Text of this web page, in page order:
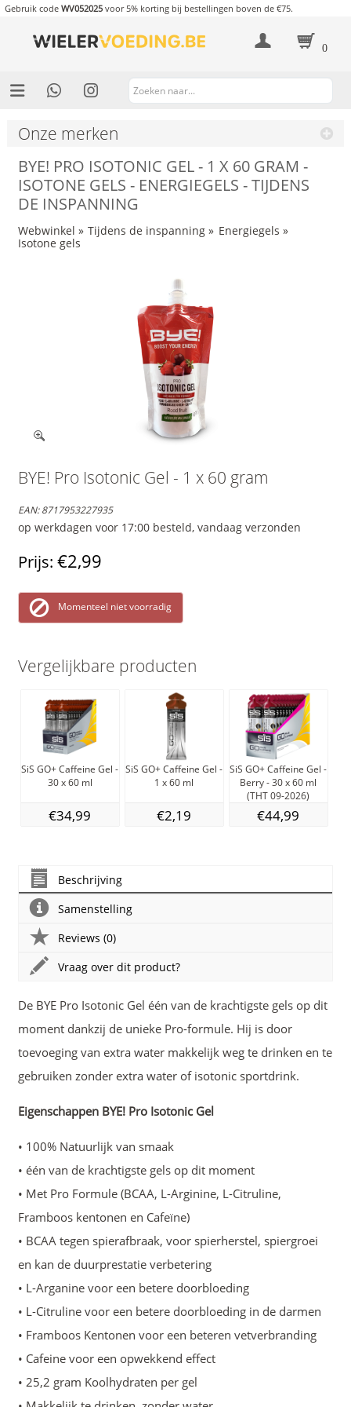
Gebruik code WV052025voor 5% korting bij bestellingen boven de €75.
0
Onze merken
BYE! PRO ISOTONIC GEL - 1 X 60 GRAM -
ISOTONE GELS - ENERGIEGELS - TIJDENS
DE INSPANNING
Webwinkel » Tijdens de inspanning » Energiegels »
Isotone gels
BYE! Pro Isotonic Gel - 1 x 60 gram
EAN:8717953227935
op werkdagen voor 17:00 besteld, vandaag verzonden
Prijs: €2,99
Momenteel niet voorradig
Vergelijkbare producten
SiS GO+ Caffeine Gel -
30 x 60 ml
€34,99
SiS GO+ Caffeine Gel -
1 x 60 ml
€2,19
SiS GO+ Caffeine Gel -
Berry - 30 x 60 ml
(THT 09-2026)
€44,99
Beschrijving
Samenstelling
Reviews (0)
Vraag over dit product?
De BYE Pro Isotonic Gel één van de krachtigste gels op dit
moment dankzij de unieke Pro-formule. Hij is door
toevoeging van extra water makkelijk weg te drinken en te
gebruiken zonder extra water of isotonic sportdrink.
Eigenschappen BYE! Pro Isotonic Gel
• 100% Natuurlijk van smaak
• één van de krachtigste gels op dit moment
• Met Pro Formule (BCAA, L-Arginine, L-Citruline,
Framboos kentonen en Cafeïne)
• BCAA tegen spierafbraak, voor spierherstel, spiergroei
en kan de duurprestatie verbetering
• L-Arganine voor een betere doorbloeding
• L-Citruline voor een betere doorbloeding in de darmen
• Framboos Kentonen voor een beteren vetverbranding
• Cafeine voor een opwekkend effect
• 25,2 gram Koolhydraten per gel